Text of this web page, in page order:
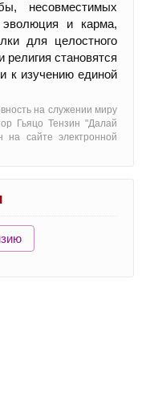
несовместимых
эволюция и карма,
для целостного
религия становятся
к изучению единой
на служении миру
Гьяцо Тензин "Далай
на сайте электронной